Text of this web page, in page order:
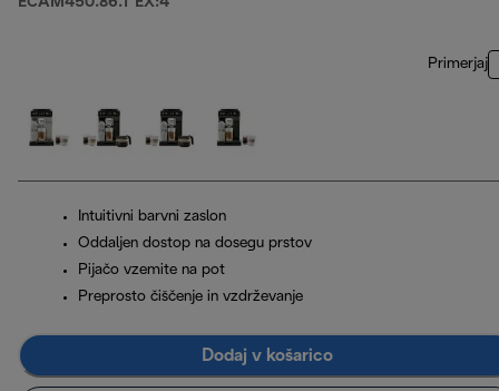
ECAM450.86.T EX:4
Primerjaj
Intuitivni barvni zaslon
Oddaljen dostop na dosegu prstov
Pijačo vzemite na pot
Preprosto čiščenje in vzdrževanje
Dodaj v košarico